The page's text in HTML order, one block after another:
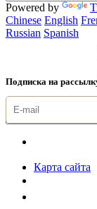
Powered by
Chinese English
Russian Spanish
Подписка на
Карта сайта